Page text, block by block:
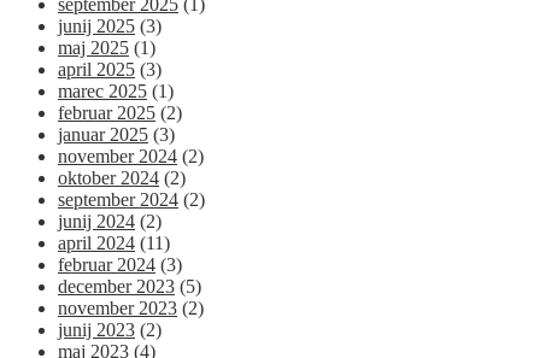
september 2025 (1)
junij 2025 (3)
maj 2025 (1)
april 2025 (3)
marec 2025 (1)
februar 2025 (2)
januar 2025 (3)
november 2024 (2)
oktober 2024 (2)
september 2024 (2)
junij 2024 (2)
april 2024 (11)
februar 2024 (3)
december 2023 (5)
november 2023 (2)
junij 2023 (2)
maj 2023 (4)